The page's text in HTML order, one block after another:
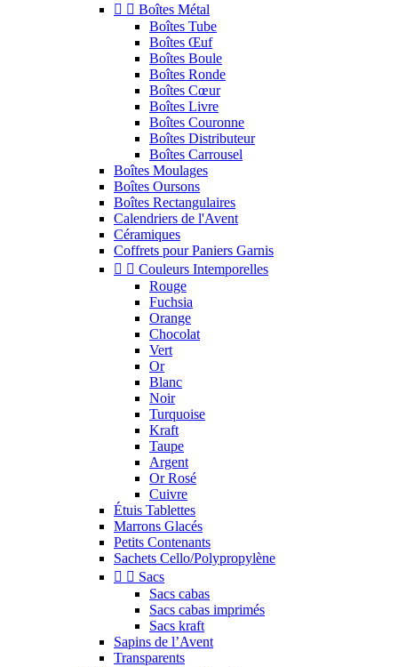
  Boîtes Métal
Boîtes Tube
Boîtes Œuf
Boîtes Boule
Boîtes Ronde
Boîtes Cœur
Boîtes Livre
Boîtes Couronne
Boîtes Distributeur
Boîtes Carrousel
Boîtes Moulages
Boîtes Oursons
Boîtes Rectangulaires
Calendriers de l'Avent
Céramiques
Coffrets pour Paniers Garnis
  Couleurs Intemporelles
Rouge
Fuchsia
Orange
Chocolat
Vert
Or
Blanc
Noir
Turquoise
Kraft
Taupe
Argent
Or Rosé
Cuivre
Étuis Tablettes
Marrons Glacés
Petits Contenants
Sachets Cello/Polypropylène
  Sacs
Sacs cabas
Sacs cabas imprimés
Sacs kraft
Sapins de l’Avent
Transparents